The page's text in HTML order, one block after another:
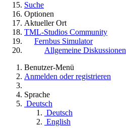
Suche
Optionen
Aktueller Ort
TML-Studios Community
Fernbus Simulator
Allgemeine Diskussionen
Benutzer-Menü
Anmelden oder registrieren
Sprache
Deutsch
Deutsch
English